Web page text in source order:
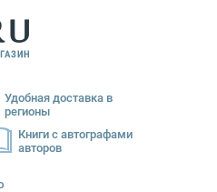
Удобная доставка в
регионы
Книги с автографами
авторов